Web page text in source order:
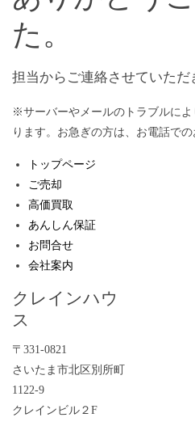
た。
担当からご連絡させていただ
※サーバーやメールのトラブルに
ります。お急ぎの方は、お電話で
トップページ
ご売却
高価買取
あんしん保証
お問合せ
会社案内
クレインハウ
ス
〒331-0821
さいたま市北区別所町
1122-9
クレインビル２F